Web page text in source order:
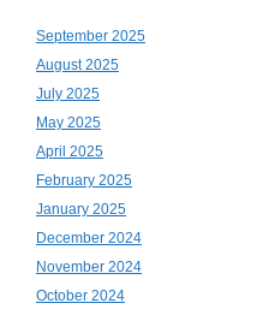
September 2025
August 2025
July 2025
May 2025
April 2025
February 2025
January 2025
December 2024
November 2024
October 2024